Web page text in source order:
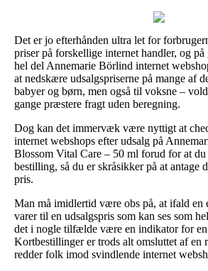
Det er jo efterhånden ultra let for
priser på forskellige internet handler, og på
hel del Annemarie Börlind internet
at nedskære udsalgspriserne på mange af
babyer og børn, men også til voksne –
gange præstere fragt uden beregning.
Dog kan det immervæk være nyttigt at
internet webshops efter udsalg på
Blossom Vital Care – 50 ml forud for at
bestilling, så du er skråsikker på at antage
pris.
Man må imidlertid være obs på, at ifald en
varer til en udsalgspris som kan ses som
det i nogle tilfælde være en indikator for
Kortbestillinger er trods alt omsluttet af en
redder folk imod svindlende internet